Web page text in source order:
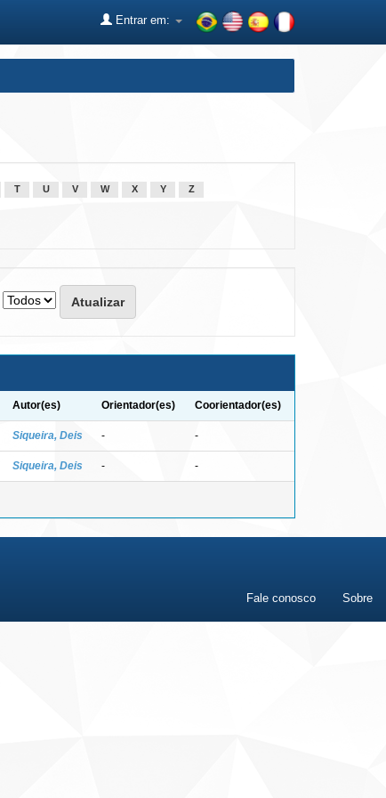
Entrar em:
T U V W X Y Z
Autor(es) Orientador(es) Coorientador(es)
Siqueira, Deis - -
Siqueira, Deis - -
Fale conosco Sobre